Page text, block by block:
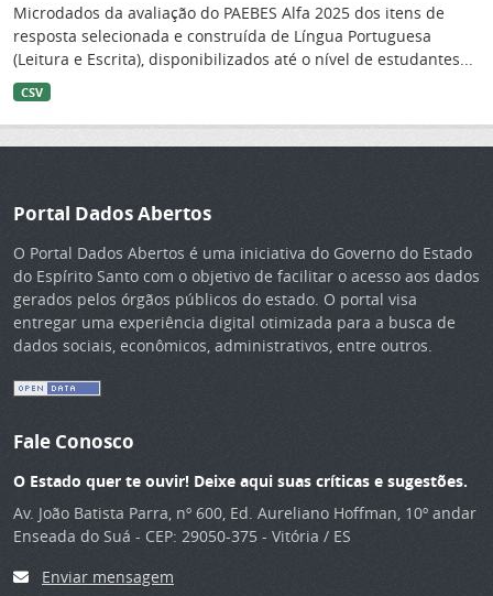
Microdados da avaliação do PAEBES Alfa 2025 dos itens de
resposta selecionada e construída de Língua Portuguesa
(Leitura e Escrita), disponibilizados até o nível de estudantes...
CSV
Portal Dados Abertos
O Portal Dados Abertos é uma iniciativa do Governo do Estado
do Espírito Santo com o objetivo de facilitar o acesso aos dados
gerados pelos órgãos públicos do estado. O portal visa
entregar uma experiência digital otimizada para a busca de
dados sociais, econômicos, administrativos, entre outros.
Fale Conosco
O Estado quer te ouvir! Deixe aqui suas críticas e sugestões.
Av. João Batista Parra, nº 600, Ed. Aureliano Hoffman, 10º andar
Enseada do Suá - CEP: 29050-375 - Vitória / ES
Enviar mensagem